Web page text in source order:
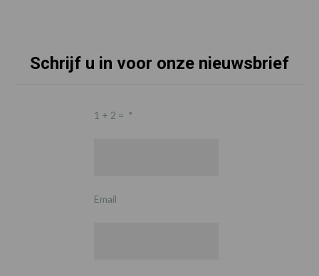
Schrijf u in voor onze nieuwsbrief
1 + 2 = *
Email